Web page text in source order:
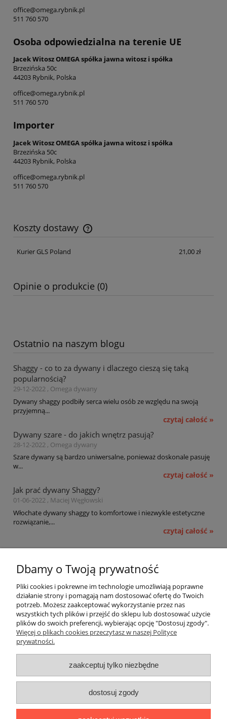
office@omega.rybnik.pl
511 760 570
Osoba odpowiedzialna na terenie UE
Jacek Witosz OMEGA spółka jawna witosz i spółka
Brzezińska 50c
44203 Rybnik, Polska
office@omega.rybnik.pl
511 760 570
Importer
Jacek Witosz OMEGA spółka jawna witosz i spółka
Brzezińska 50c
44203 Rybnik, Polska
office@omega.rybnik.pl
511 760 570
Koszty dostawy
Cena nie zawiera ewentualnych kosztów płatności
Kurier GLS Poland
21,00 zł
Opinie o produkcie (0)
Ostatnio na naszym blogu
Shaggy - co to za dywany i dlaczego cieszą się taką
popularnością?
29-12-2022 , Omega dywany
Dywany shaggy podbiły serca wielu osób ze względu na swoją
przyjemną...
czytaj całość »
Dywany szare - do jakich wnętrz pasują?
28-12-2022 , Omega dywany
Szare dywany są bardzo uniwersalne, ponieważ doskonale pasuję
w...
czytaj całość »
Jak prać dywany Shaggy?
01-06-2022 , Maciej Węgłowski
Włochate dywany shaggy to komfortowe i niezwykle estetyczne
rozwiązanie,...
czytaj całość »
Płatności i dostawa
Informacje
O nas
Witosz i Spółka
44-203 Rybnik ul. Brzezińska 50c
Dbamy o Twoją prywatność
Pliki cookies i pokrewne im technologie umożliwiają poprawne
działanie strony i pomagają nam dostosować ofertę do Twoich
potrzeb. Możesz zaakceptować wykorzystanie przez nas
wszystkich tych plików i przejść do sklepu lub dostosować użycie
plików do swoich preferencji, wybierając opcję "Dostosuj zgody".
Więcej o plikach cookies przeczytasz w naszej Polityce
prywatności.
zaakceptuj tylko niezbędne
dostosuj zgody